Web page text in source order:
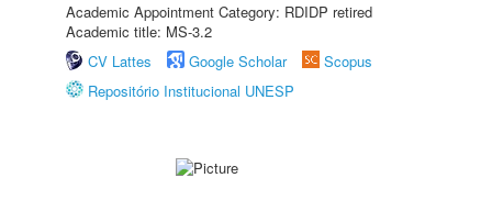
Academic Appointment Category: RDIDP retired
Academic title: MS-3.2
CV Lattes
Google Scholar
Scopus
Repositório Institucional UNESP